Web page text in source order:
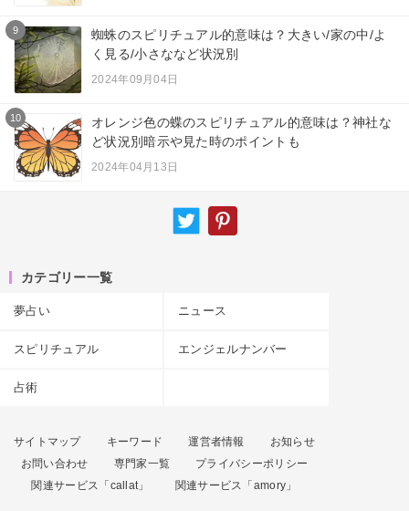
9
蜘蛛のスピリチュアル的意味は？大きい/家の中/よ
く見る/小さななど状況別
2024年09月04日
10
オレンジ色の蝶のスピリチュアル的意味は？神社な
ど状況別暗示や見た時のポイントも
2024年04月13日
カテゴリー一覧
夢占い ニュース
スピリチュアル エンジェルナンバー
占術
サイトマップ キーワード 運営者情報
お知らせ
お問い合わせ
専門家一覧
プライバシーポリシー
関連サービス「callat」
関連サービス「amory」